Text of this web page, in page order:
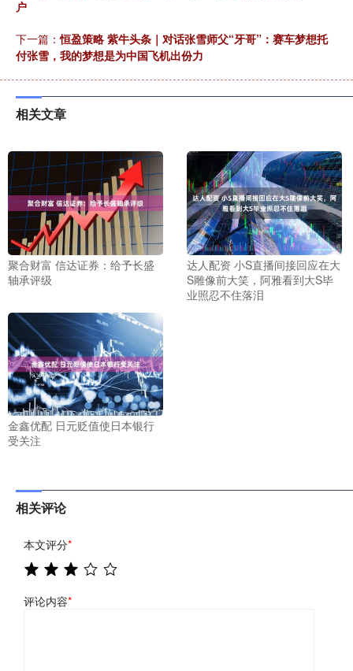
户
下一篇：恒盈策略 紫牛头条｜对话张雪师父“牙哥”：赛车梦想托
付张雪，我的梦想是为中国飞机出份力
相关文章
聚合财富 信达证券：给予长盛
轴承评级
达人配资 小S直播间接回应在大
S雕像前大笑，阿雅看到大S毕
业照忍不住落泪
金鑫优配 日元贬值使日本银行
受关注
相关评论
本文评分*
评论内容*